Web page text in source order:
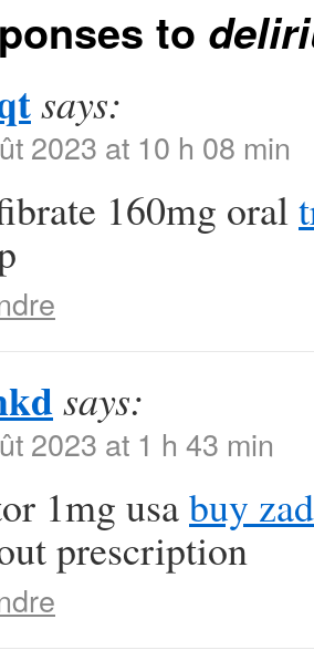
to
says:
2023 at 10 h 08 min
160mg oral
says:
2023 at 1 h 43 min
1mg usabuy
prescription